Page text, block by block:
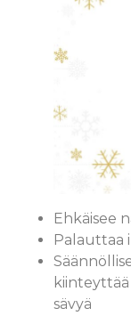
Ehkäisee
Palauttaa
kiinteyttää
sävyä